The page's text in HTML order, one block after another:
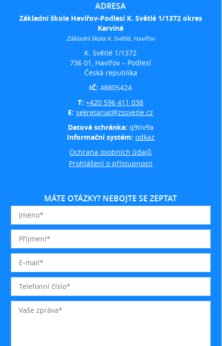
ADRESA
Základní škola Havířov-Podlesí K. Světlé 1/1372 okres
Karviná
Základní škola K. Světlé, Havířov
K. Světlé 1/1372
736 01, Havířov – Podlesí
Česká republika
IČ:48805424
T:+420 596 411 038
E:sekretariat@zssvetle.cz
Datová schránka: q9tiv9a
Informační systém: odkaz
Ochrana osobních údajů
Prohlášení o přístupnosti
MÁTE OTÁZKY? NEBOJTE SE ZEPTAT